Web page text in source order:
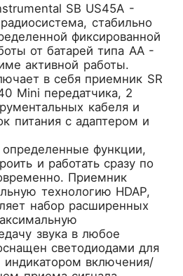
SB US45A -
стабильно
фиксированной
от батарей типа AA -
активной работы.
в себя приемник SR
Mini передатчика, 2
кабеля и
питания с адаптером и
функции,
и работать сразу по
Приемник
технологию HDAP,
набор расширенных
звука в любое
светодиодами для
индикатором включения/